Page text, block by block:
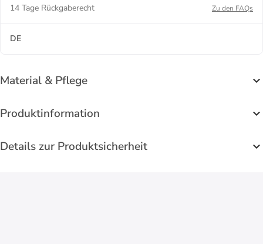
14 Tage Rückgaberecht
Zu den FAQs
DE
Material & Pflege
Produktinformation
Details zur Produktsicherheit